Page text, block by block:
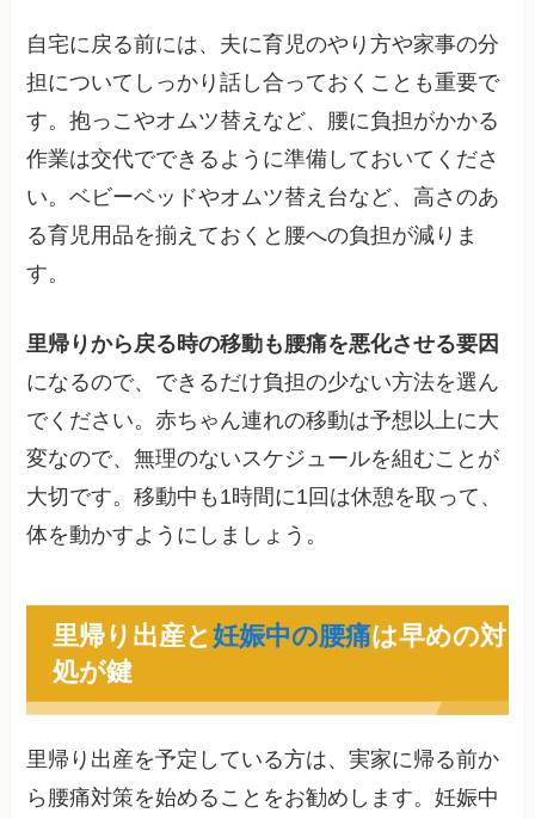
自宅に戻る前には、夫に育児のやり方や家事の分
担についてしっかり話し合っておくことも重要で
す。抱っこやオムツ替えなど、腰に負担がかかる
作業は交代でできるように準備しておいてくださ
い。ベビーベッドやオムツ替え台など、高さのあ
る育児用品を揃えておくと腰への負担が減りま
す。
里帰りから戻る時の移動も腰痛を悪化させる要因
になるので、できるだけ負担の少ない方法を選ん
でください。赤ちゃん連れの移動は予想以上に大
変なので、無理のないスケジュールを組むことが
大切です。移動中も1時間に1回は休憩を取って、
体を動かすようにしましょう。
里帰り出産と妊娠中の腰痛は早めの対
処が鍵
里帰り出産を予定している方は、実家に帰る前か
ら腰痛対策を始めることをお勧めします。妊娠中